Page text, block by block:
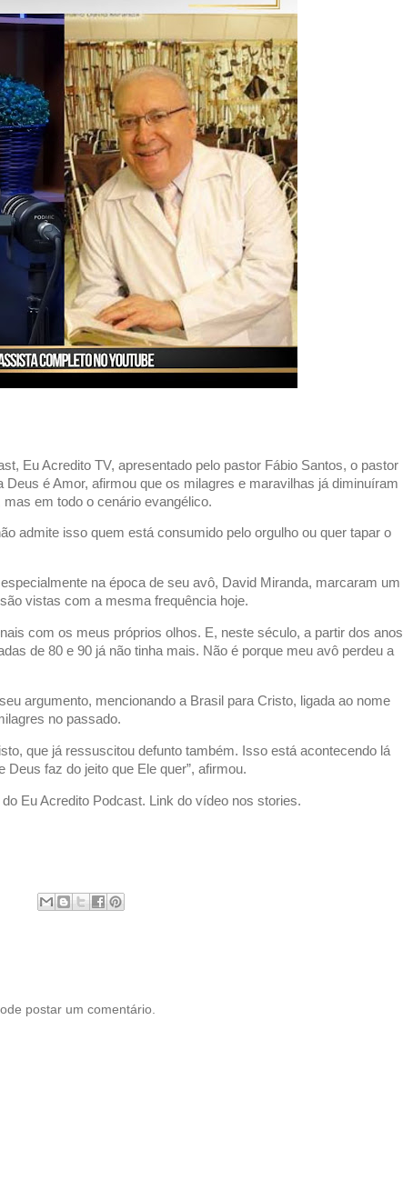
Eu Acredito TV, apresentado pelo pastor Fábio Santos, o pastor
Deus é Amor, afirmou que os milagres e maravilhas já diminuíram
em todo o cenário evangélico.
admite isso quem está consumido pelo orgulho ou quer tapar o
na época de seu avô, David Miranda, marcaram um
vistas com a mesma frequência hoje.
com os meus próprios olhos. E, neste século, a partir dos anos
de 80 e 90 já não tinha mais. Não é porque meu avô perdeu a
argumento, mencionando a Brasil para Cristo, ligada ao nome
no passado.
que já ressuscitou defunto também. Isso está acontecendo lá
Deus faz do jeito que Ele quer”, afirmou.
Eu Acredito Podcast. Link do vídeo nos stories.
postar um comentário.